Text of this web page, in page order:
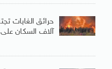
حرائق الغابات
آلاف السكان على